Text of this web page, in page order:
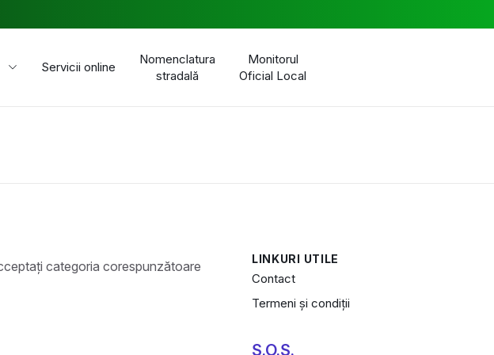
Servicii online
Nomenclatura
stradală
Monitorul
Oficial Local
LINKURI UTILE
Contact
Termeni și condiții
S.O.S.